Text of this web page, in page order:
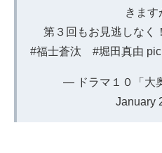
きます
第３回もお見逃しなく！
#福士蒼汰
#堀田真由
— ドラマ１０「大
January